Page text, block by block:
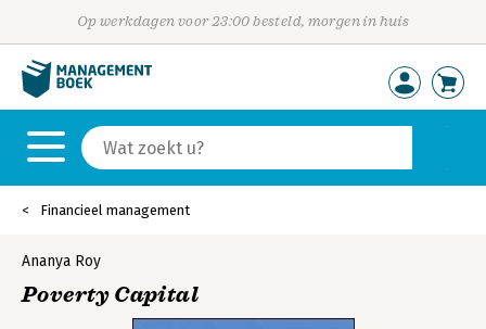
Op werkdagen voor 23:00 besteld, morgen in huis
Financieel management
Ananya Roy
Poverty Capital